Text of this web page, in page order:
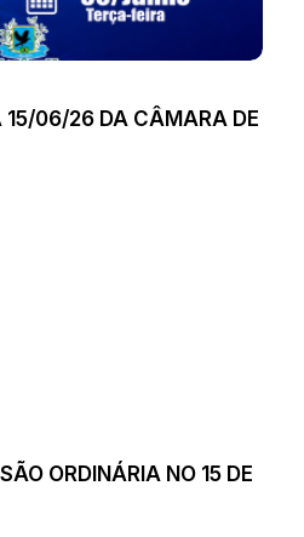
15/06/26 DA CÂMARA DE
ORDINÁRIA NO 15 DE